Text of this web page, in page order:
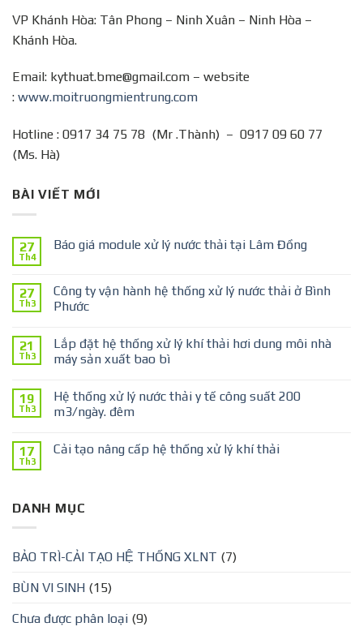
VP Khánh Hòa: Tân Phong – Ninh Xuân – Ninh Hòa –
Khánh Hòa.
Email: kythuat.bme@gmail.com – website
: www.moitruongmientrung.com
Hotline : 0917 34 75 78 (Mr .Thành) – 0917 09 60 77
(Ms. Hà)
BÀI VIẾT MỚI
27
Th4
Báo giá module xử lý nước thải tại Lâm Đồng
27
Th3
Công ty vận hành hệ thống xử lý nước thải ở Bình
Phước
21
Th3
Lắp đặt hệ thống xử lý khí thải hơi dung môi nhà
máy sản xuất bao bì
19
Th3
Hệ thống xử lý nước thải y tế công suất 200
m3/ngày. đêm
17
Th3
Cải tạo nâng cấp hệ thống xử lý khí thải
DANH MỤC
BẢO TRÌ-CẢI TẠO HỆ THỐNG XLNT (7)
BÙN VI SINH (15)
Chưa được phân loại (9)